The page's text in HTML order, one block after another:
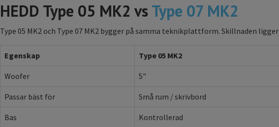
HEDD Type 05 MK2 vsType 07 MK2
Type 05 MK2 och Type 07 MK2 bygger på samma teknikplattform. Skillnaden
Egenskap Type 05 MK2
Woofer 5"
Passar bäst för Små rum / skrivbord
Bas Kontrollerad